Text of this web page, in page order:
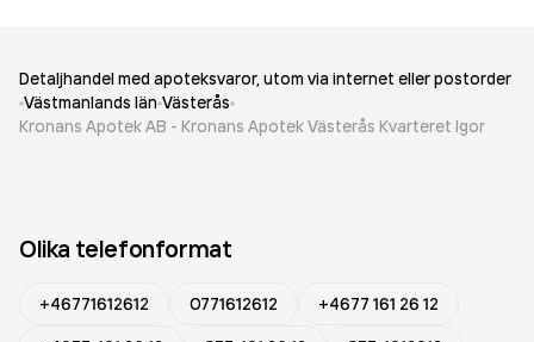
Detaljhandel med apoteksvaror, utom via internet eller postorder
Västmanlands län Västerås
Kronans Apotek AB - Kronans Apotek Västerås Kvarteret Igor
Olika telefonformat
+46771612612 0771612612
+4677 161 26 12